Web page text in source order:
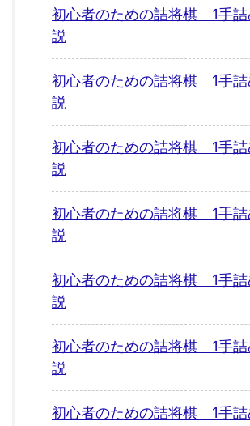
初心者のための詰将棋 1手
説
初心者のための詰将棋 1手
説
初心者のための詰将棋 1手
説
初心者のための詰将棋 1手
説
初心者のための詰将棋 1手
説
初心者のための詰将棋 1手
説
初心者のための詰将棋 1手